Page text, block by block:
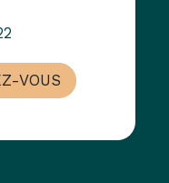
VOUS